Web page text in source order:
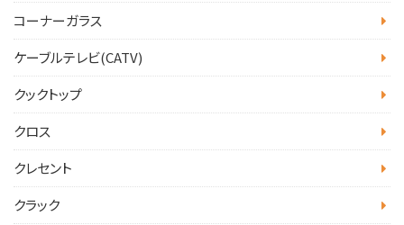
コーナーガラス
ケーブルテレビ(CATV)
クックトップ
クロス
クレセント
クラック